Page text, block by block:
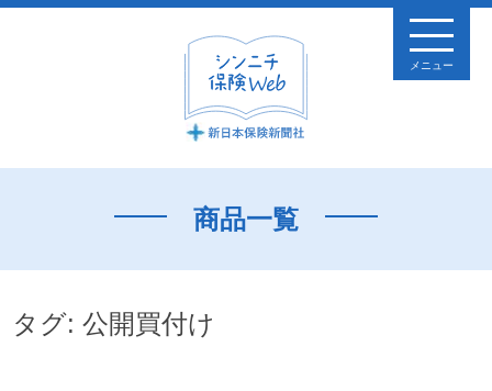
メニュー
商品一覧
タグ: 公開買付け